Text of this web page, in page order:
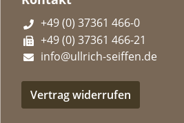
+49 (0) 37361 466-0
+49 (0) 37361 466-21
info@ullrich-seiffen.de
Vertrag widerrufen